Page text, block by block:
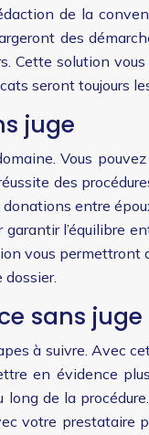
de la
des
Cette solution
seront toujours
juge
Vous
des
entre
l’équilibre
vous permettront
dossier.
sans juge
à suivre. Avec
en évidence
de la
votre prestataire